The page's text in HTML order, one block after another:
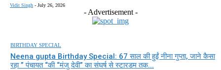
Vidit Singh - July 26, 2026
- Advertisement -
BIRTHDAY SPECIAL
Neena gupta Birthday Special: 67 साल की हुईं नीना गुप्ता, जाने कैसा
रहा ” पंचायत “की “मंजु देवी” का संघर्ष से स्टारडम तक...